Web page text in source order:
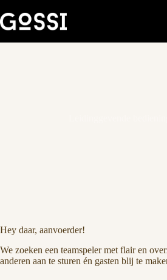
Hey daar, aanvoerder!
We zoeken een teamspeler met flair en
anderen aan te sturen én gasten blij te